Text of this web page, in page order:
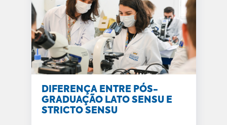
DIFERENÇA ENTRE PÓS-
GRADUAÇÃO LATO SENSU E
STRICTO SENSU